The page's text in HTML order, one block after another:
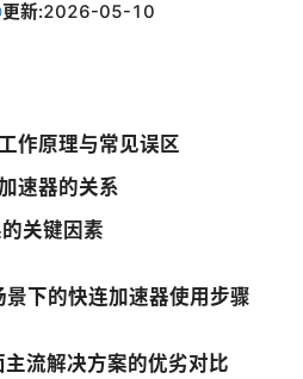
更新:2026-05-10
作原理与常见误区
速器的关系
关键因素
下的快连加速器使用步骤
流解决方案的优劣对比